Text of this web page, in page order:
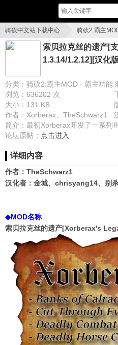
骑砍中文站下载中心 骑砍2:霸主
索贝拉克丝的遗产[支持1.3.14/1.2.12][汉
索贝拉克丝的遗产[
1.3.14/1.2.12][汉化
分类：骑砍2:霸主MOD - 霸主功能
浏览：636202 次
大小：131 KB
作者：Xorberax、TheSchwarz1
简介：最初Xorberax开发了一系列
优秀的MOD，目前这些MOD被
MOD中。支持MCM菜单设置。
论坛原帖： 点击进入
详细内容
作者：TheSchwarz1
汉化者：金城、chrisyang14、别
◆MOD名称
索贝拉克丝的遗产[Xorberax's